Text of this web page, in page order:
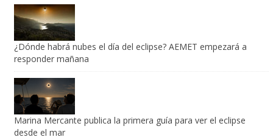
Los Mejores Eventos Astronómicos de Agosto 2026
Betelgeuse ya no estaría sola: descubren la evidencia más
sólida de su estrella compañera